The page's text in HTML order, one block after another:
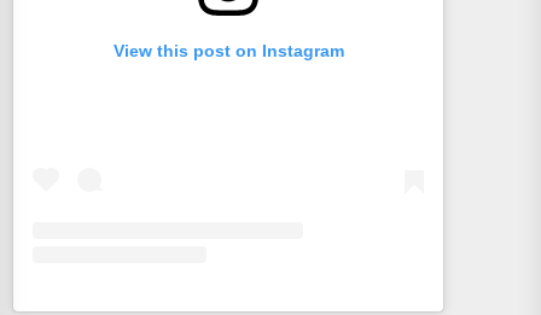
View this post on Instagram